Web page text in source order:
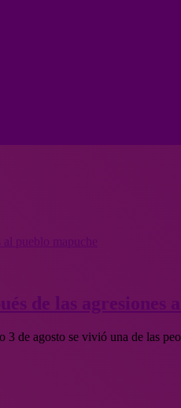
pueblo mapuche
de las agresiones
3 de agosto se vivió una de las